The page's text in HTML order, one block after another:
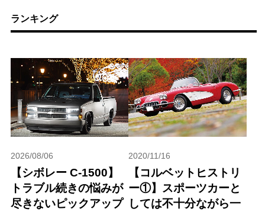
ランキング
2026/08/06
【シボレー C-1500】
トラブル続きの悩みが
尽きないピックアップ
2020/11/16
【コルベットヒストリ
ー①】スポーツカーと
しては不十分ながら一